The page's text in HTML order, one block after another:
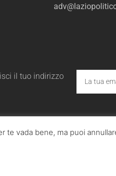
il tuo indirizzo
vada bene, ma puoi